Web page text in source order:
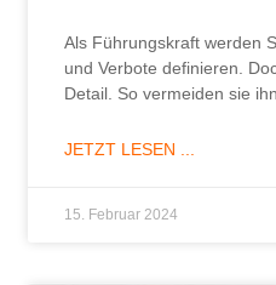
Als Führungskraft werden
und Verbote definieren.
Detail. So vermeiden sie
JETZT LESEN ...
15. Februar 2024